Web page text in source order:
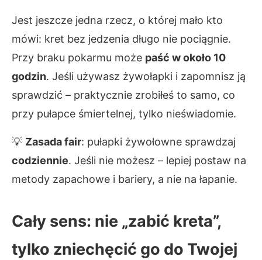
Jest jeszcze jedna rzecz, o której mało kto
mówi: kret bez jedzenia długo nie pociągnie.
Przy braku pokarmu może paść w około 10
godzin. Jeśli używasz żywołapki i zapomnisz ją
sprawdzić – praktycznie zrobiłeś to samo, co
przy pułapce śmiertelnej, tylko nieświadomie.
💡 Zasada fair: pułapki żywołowne sprawdzaj
codziennie. Jeśli nie możesz – lepiej postaw na
metody zapachowe i bariery, a nie na łapanie.
Cały sens: nie „zabić kreta”,
tylko zniechęcić go do Twojej